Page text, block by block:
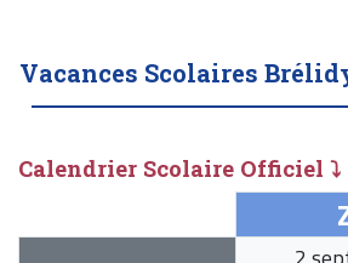
Vacances Scolaires
Calendrier Scolaire Officiel ⤵